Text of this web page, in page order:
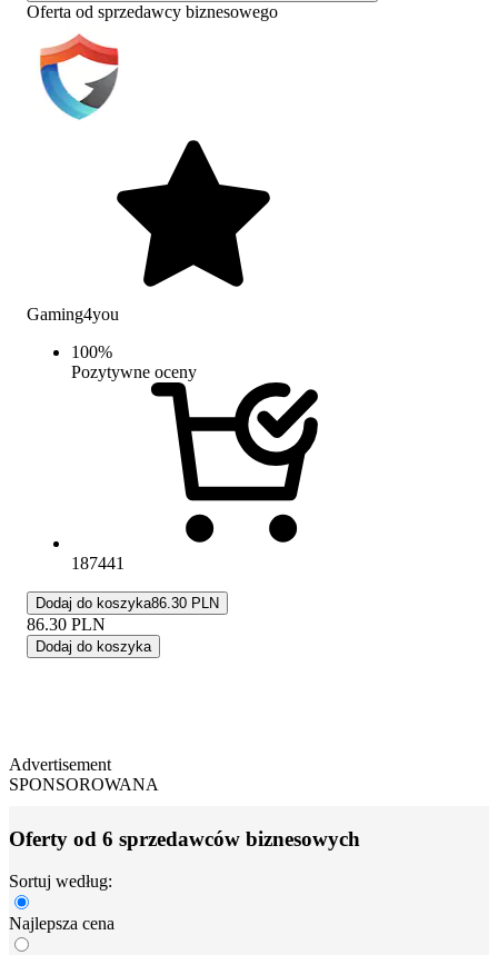
Oferta od sprzedawcy biznesowego
Gaming4you
100%
Pozytywne oceny
187441
Dodaj do koszyka86.30 PLN
86.30 PLN
Dodaj do koszyka
Advertisement
SPONSOROWANA
Oferty od 6 sprzedawców biznesowych
Sortuj według:
Najlepsza cena